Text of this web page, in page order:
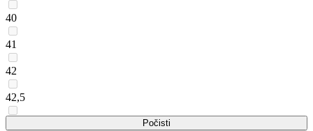
40
41
42
42,5
Počisti